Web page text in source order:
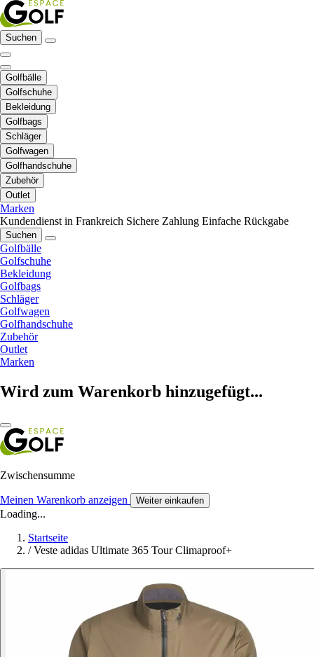
Suchen
Golfbälle
Golfschuhe
Bekleidung
Golfbags
Schläger
Golfwagen
Golfhandschuhe
Zubehör
Outlet
Marken
Kundendienst in Frankreich Sichere Zahlung Einfache Rückgabe
Suchen
Golfbälle
Golfschuhe
Bekleidung
Golfbags
Schläger
Golfwagen
Golfhandschuhe
Zubehör
Outlet
Marken
Wird zum Warenkorb hinzugefügt...
Zwischensumme
Meinen Warenkorb anzeigen Weiter einkaufen
Loading...
Startseite
/ Veste adidas Ultimate 365 Tour Climaproof+